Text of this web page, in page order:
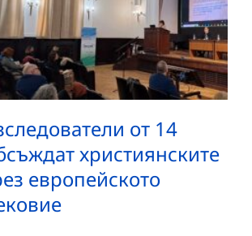
от 14
християнските
европейското